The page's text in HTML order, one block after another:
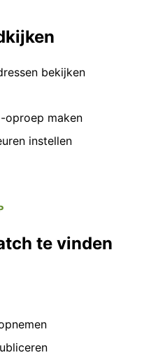
bekijken
oproep maken
instellen
te vinden